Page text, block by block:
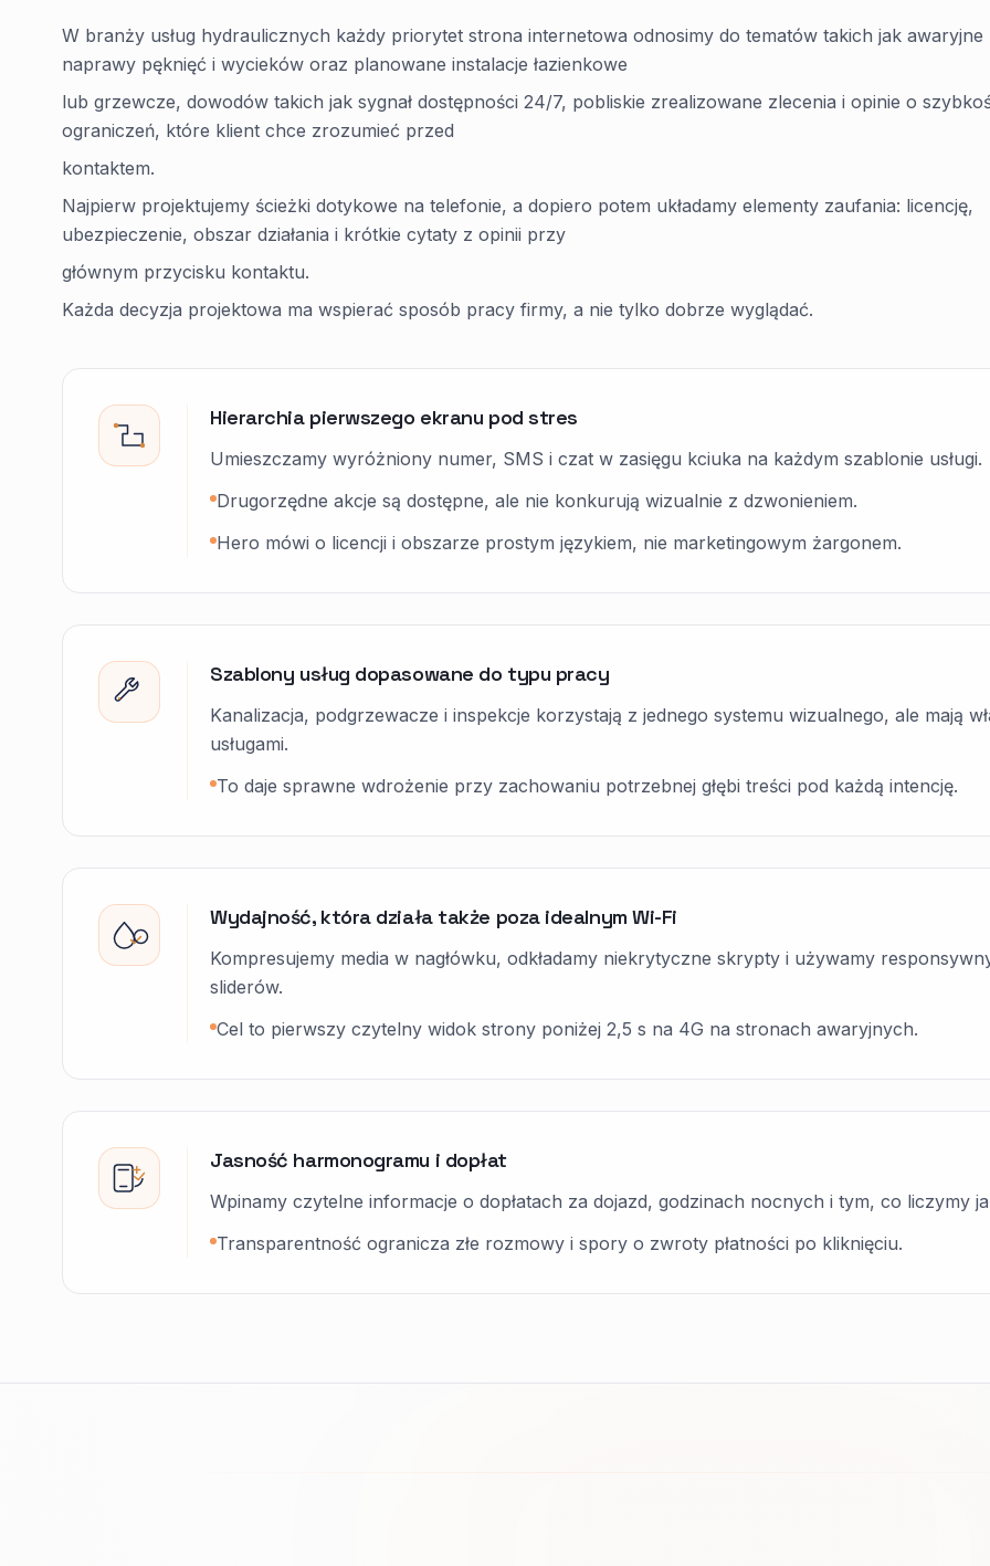
W branży usług hydraulicznych każdy priorytet strona internetowa odnosimy do tematów takich jak awaryjne
naprawy pęknięć i wycieków oraz planowane instalacje łazienkowe
lub grzewcze, dowodów takich jak sygnał dostępności 24/7, pobliskie zrealizowane zlecenia i opinie o
ograniczeń, które klient chce zrozumieć przed
kontaktem.
Najpierw projektujemy ścieżki dotykowe na telefonie, a dopiero potem układamy elementy zaufania: licencję,
ubezpieczenie, obszar działania i krótkie cytaty z opinii przy
głównym przycisku kontaktu.
Każda decyzja projektowa ma wspierać sposób pracy firmy, a nie tylko dobrze wyglądać.
Hierarchia pierwszego ekranu pod stres
Umieszczamy wyróżniony numer, SMS i czat w zasięgu kciuka na każdym szablonie usługi.
Drugorzędne akcje są dostępne, ale nie konkurują wizualnie z dzwonieniem.
Hero mówi o licencji i obszarze prostym językiem, nie marketingowym żargonem.
Szablony usług dopasowane do typu pracy
Kanalizacja, podgrzewacze i inspekcje korzystają z jednego systemu wizualnego, ale mają
usługami.
To daje sprawne wdrożenie przy zachowaniu potrzebnej głębi treści pod każdą intencję.
Wydajność, która działa także poza idealnym Wi-Fi
Kompresujemy media w nagłówku, odkładamy niekrytyczne skrypty i używamy
sliderów.
Cel to pierwszy czytelny widok strony poniżej 2,5 s na 4G na stronach awaryjnych.
Jasność harmonogramu i dopłat
Wpinamy czytelne informacje o dopłatach za dojazd, godzinach nocnych i tym, co liczymy
Transparentność ogranicza złe rozmowy i spory o zwroty płatności po kliknięciu.